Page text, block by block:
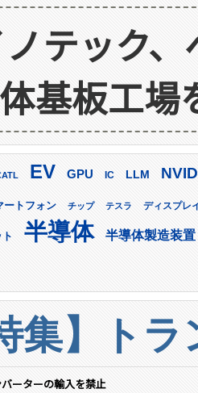
ノテック
基板工場
EV GPU IC LLM
ートフォン チップ テスラ ディスプレ
半導体 半導体製造装置
集】ト
ーターの輸入を禁止